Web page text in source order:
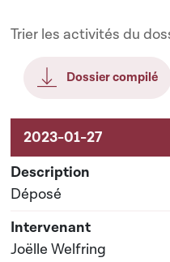
Trier les activités du
Dossier compilé
Aktivitéiten um Dossier
Déposé
Joëlle Welfring